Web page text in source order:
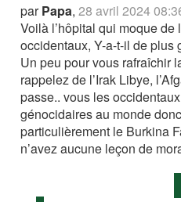
parPapa,28 avril 2024
Voilà l’hôpital qui moque de
occidentaux, Y-a-t-il de plus
Un peu pour vous rafraîchir
rappelez de l’Irak Libye,
passe.. vous les
génocidaires au monde
particulièrement le Burkina
n’avez aucune leçon de